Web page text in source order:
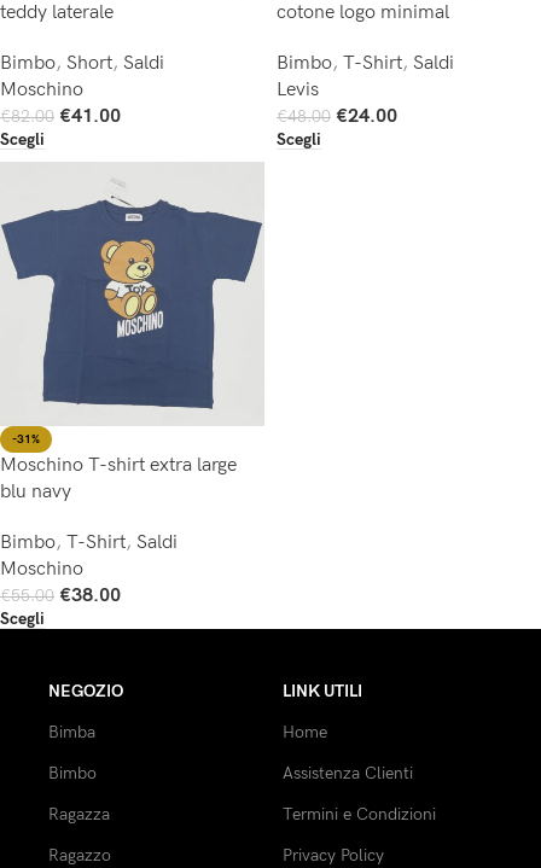
teddy laterale
Bimbo, Short, Saldi
Moschino
€82.00 €41.00
Scegli
cotone logo minimal
Bimbo, T-Shirt, Saldi
Levis
€48.00 €24.00
Scegli
-31%
Moschino T-shirt extra large
blu navy
Bimbo, T-Shirt, Saldi
Moschino
€55.00 €38.00
Scegli
NEGOZIO
Bimba
Bimbo
Ragazza
Ragazzo
LINK UTILI
Home
Assistenza Clienti
Termini e Condizioni
Privacy Policy